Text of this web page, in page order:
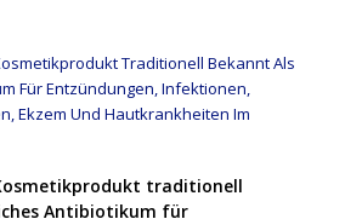
traditionell
Antibiotikum für